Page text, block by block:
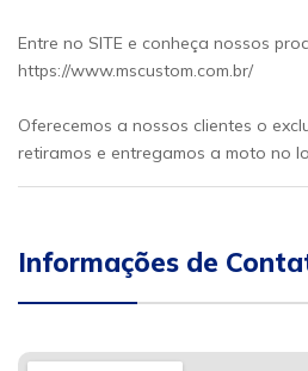
Entre no SITE e conheça nossos
https://www.mscustom.com.br/
Oferecemos a nossos clientes o
retiramos e entregamos a moto no
Informações de